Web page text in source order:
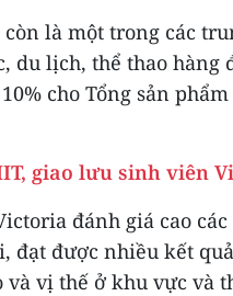
là một trong các
du lịch, thể thao hàng
cho Tổng sản
giao lưu sinh viên
đánh giá cao
đạt được nhiều kết
vị thế ở khu vực và